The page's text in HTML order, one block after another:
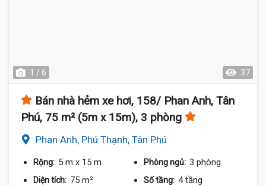
1 / 6 37
Bán nhà hẻm xe hơi, 158/ Phan Anh, Tân
Phú, 75 m² (5m x 15m), 3 phòng
Phan Anh, Phú Thạnh, Tân Phú
Rộng: 5 m x 15 m Phòng ngủ: 3 phòng
Diện tích: 75 m² Số tầng: 4 tầng